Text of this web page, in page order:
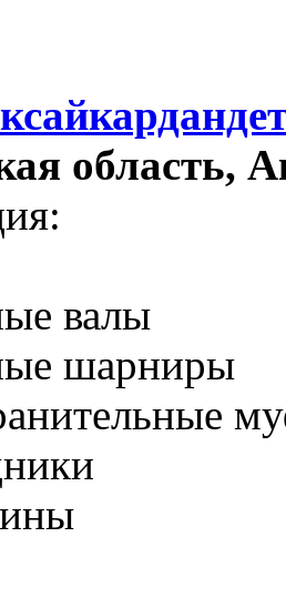
область,
валы
шарниры